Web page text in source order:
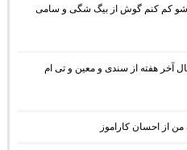
کم کنم گوش از بیگ شگی و سامی
آخر هفته از سندی و معین و تی ام
من از احسان کاراموز